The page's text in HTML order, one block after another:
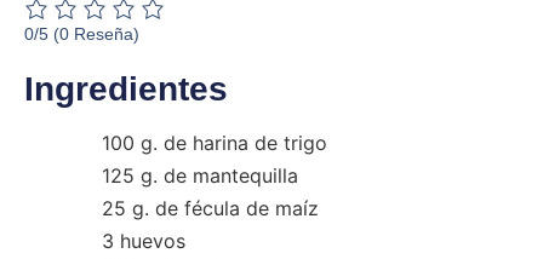
0/5 (0 Reseña)
Ingredientes
100 g. de harina de trigo
125 g. de mantequilla
25 g. de fécula de maíz
3 huevos